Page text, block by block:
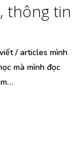
thông tin
/ articles mình
mà mình đọc